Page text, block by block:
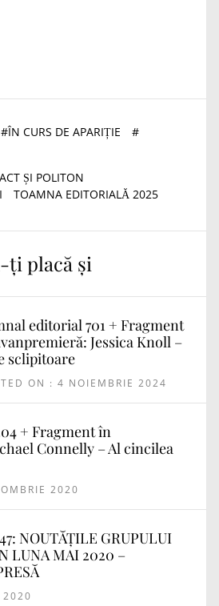
#ÎN CURS DE APARIȚIE
#
ȘI POLITON
TOAMNA EDITORIALĂ 2025
ți placă și
editorial 701 + Fragment
Jessica Knoll –
sclipitoare
ON : 4 NOIEMBRIE 2024
+ Fragment în
Connelly – Al cincilea
2020
NOUTĂȚILE GRUPULUI
LUNA MAI 2020 –
2020